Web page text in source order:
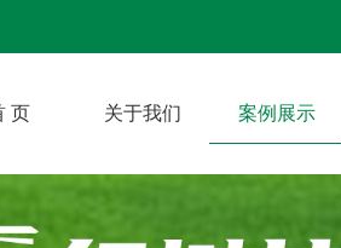
页 关于我们 案例展示